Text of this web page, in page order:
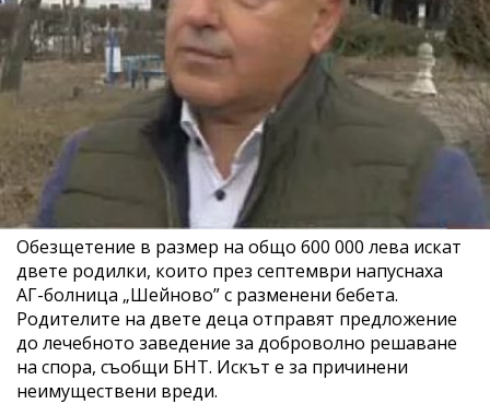
Обезщетение в размер на общо 600 000 лева искат
двете родилки, които през септември напуснаха
АГ-болница „Шейново” с разменени бебета.
Родителите на двете деца отправят предложение
до лечебното заведение за доброволно решаване
на спора, съобщи БНТ. Искът е за причинени
неимуществени вреди.